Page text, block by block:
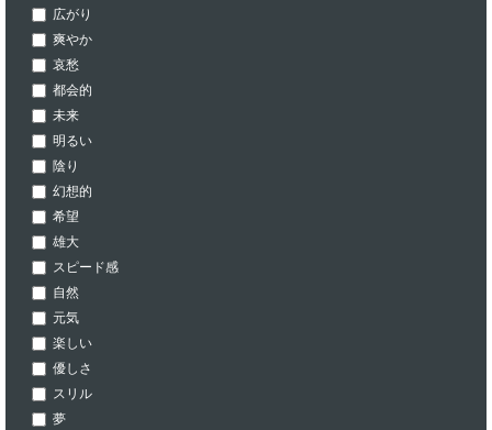
広がり
爽やか
哀愁
都会的
未来
明るい
陰り
幻想的
希望
雄大
スピード感
自然
元気
楽しい
優しさ
スリル
夢